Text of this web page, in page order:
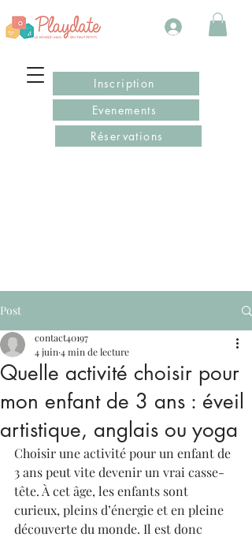
Inscription
Evenements
Réservations
Post
Quelle activité choisir pour
mon enfant de 3 ans : éveil
artistique, anglais ou yoga
contact40197
4 juin 4 min de lecture
Choisir une activité pour un enfant de
3 ans peut vite devenir un vrai casse-
tête. À cet âge, les enfants sont
curieux, pleins d’énergie et en pleine
découverte du monde. Il est donc